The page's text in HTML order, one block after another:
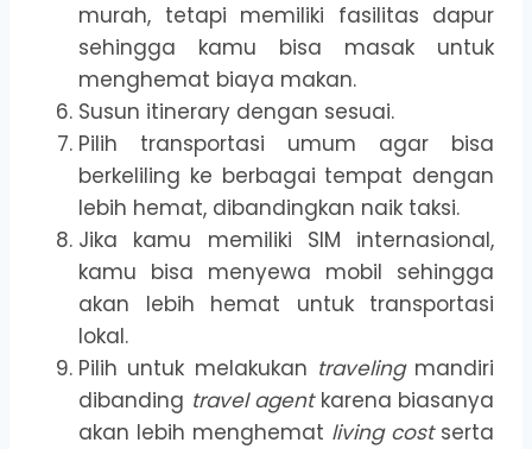
murah, tetapi memiliki fasilitas dapur
sehingga kamu bisa masak untuk
menghemat biaya makan.
Susun itinerary dengan sesuai.
Pilih transportasi umum agar bisa
berkeliling ke berbagai tempat dengan
lebih hemat, dibandingkan naik taksi.
Jika kamu memiliki SIM internasional,
kamu bisa menyewa mobil sehingga
akan lebih hemat untuk transportasi
lokal.
Pilih untuk melakukan travelingmandiri
dibanding travel agentkarena biasanya
akan lebih menghemat living costserta